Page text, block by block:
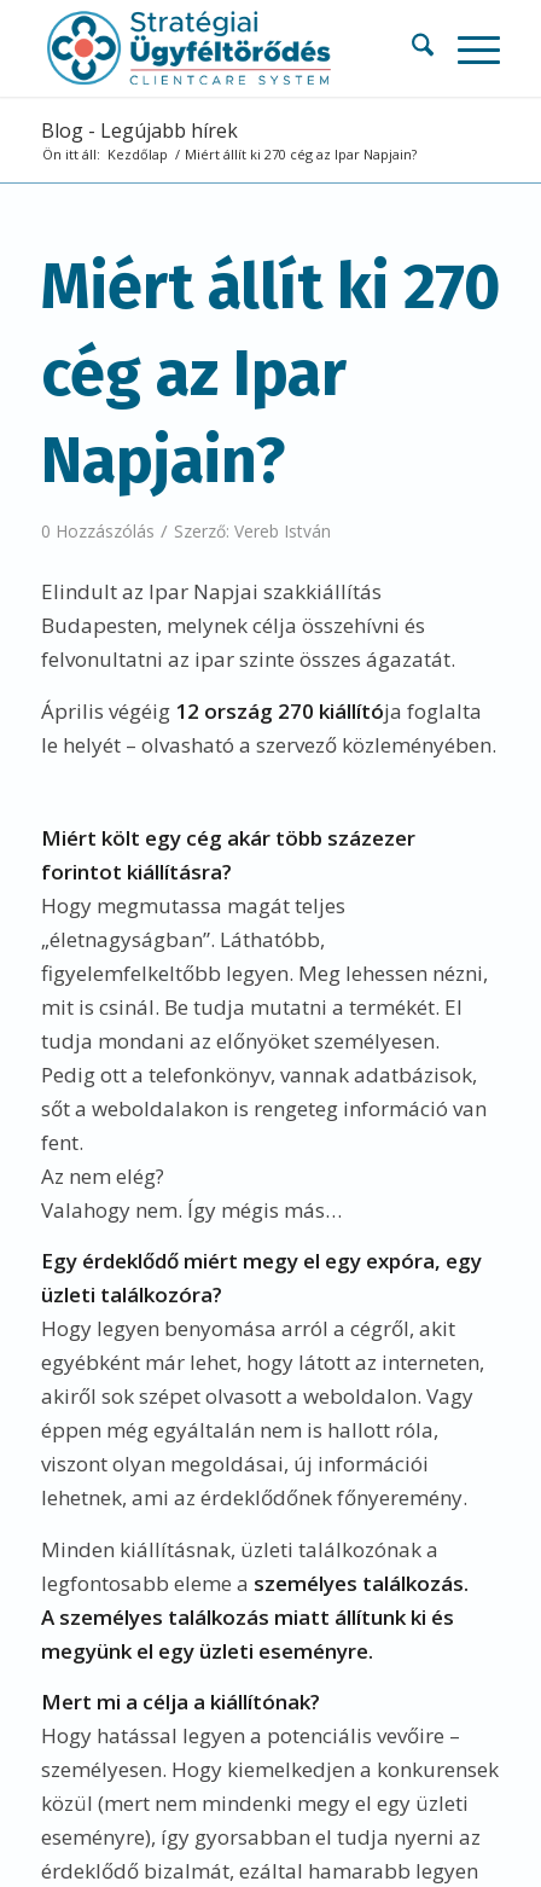
Blog - Legújabb hírek
Ön itt áll: Kezdőlap / Miért állít ki 270 cég az Ipar Napjain?
Miért állít ki 270
cég az Ipar
Napjain?
0 Hozzászólás / Szerző: Vereb István
Elindult az Ipar Napjai szakkiállítás
Budapesten, melynek célja összehívni és
felvonultatni az ipar szinte összes ágazatát.
Április végéig 12 ország 270 kiállítója foglalta
le helyét – olvasható a szervező közleményében.
Miért költ egy cég akár több százezer
forintot kiállításra?
Hogy megmutassa magát teljes
„életnagyságban”. Láthatóbb,
figyelemfelkeltőbb legyen. Meg lehessen nézni,
mit is csinál. Be tudja mutatni a termékét. El
tudja mondani az előnyöket személyesen.
Pedig ott a telefonkönyv, vannak adatbázisok,
sőt a weboldalakon is rengeteg információ van
fent.
Az nem elég?
Valahogy nem. Így mégis más…
Egy érdeklődő miért megy el egy expóra, egy
üzleti találkozóra?
Hogy legyen benyomása arról a cégről, akit
egyébként már lehet, hogy látott az interneten,
akiről sok szépet olvasott a weboldalon. Vagy
éppen még egyáltalán nem is hallott róla,
viszont olyan megoldásai, új információi
lehetnek, ami az érdeklődőnek főnyeremény.
Minden kiállításnak, üzleti találkozónak a
legfontosabb eleme a személyes találkozás.
A személyes találkozás miatt állítunk ki és
megyünk el egy üzleti eseményre.
Mert mi a célja a kiállítónak?
Hogy hatással legyen a potenciális vevőire –
személyesen. Hogy kiemelkedjen a konkurensek
közül (mert nem mindenki megy el egy üzleti
eseményre), így gyorsabban el tudja nyerni az
érdeklődő bizalmát, ezáltal hamarabb legyen